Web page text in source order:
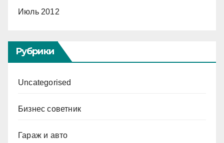
Июль 2012
Рубрики
Uncategorised
Бизнес советник
Гараж и авто